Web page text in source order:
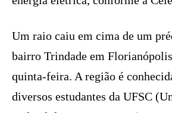
Um raio caiu em cima de um
bairro Trindade em
quinta-feira. A região é
diversos estudantes da UFSC